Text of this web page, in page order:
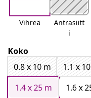
Vihreä
Antrasiitt
i
Koko
0.8 x 10 m
1.1 x
1.4 x 25 m
1.6 x